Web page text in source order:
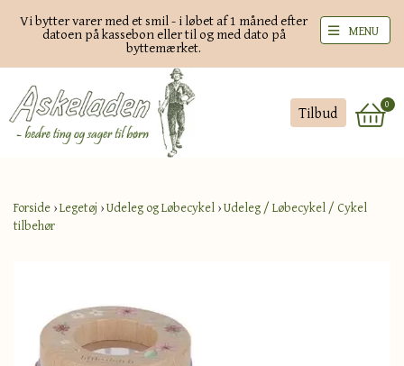
Vi bytter varer med et smil - i løbet af 1 måned efter
datoen på kassebon eller til og med dato på
byttemærket.
Tilbud 0
MENU
Forside ›Legetøj ›Udeleg og Løbecykel ›Udeleg / Løbecykel / Cykel
tilbehør